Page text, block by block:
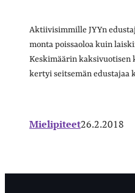
Aktiivisimmille JYYn
monta poissaoloa kuin
Keskimäärin kaksivuotisen
kertyi seitsemän edustajaa
Mielipiteet26.2.2018